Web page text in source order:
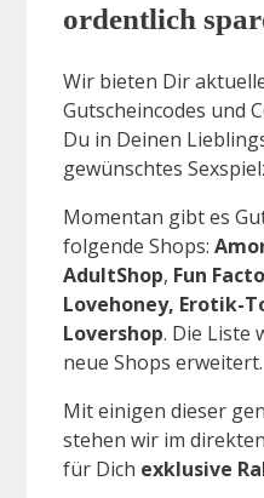
ordentlich
Wir bieten Dir
Gutscheincodes und
Du in Deinen
gewünschtes
Momentan gibt es
folgende Shops:
AdultShop, Fun
Lovehoney, Erotik-
Lovershop. Die Liste
neue Shops erweitert.
Mit einigen dieser
stehen wir im
für Dich exklusive